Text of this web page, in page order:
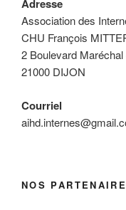
Adresse
Association des
CHU François
2 Boulevard
21000 DIJON
Courriel
NOS